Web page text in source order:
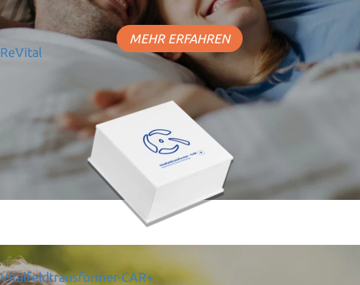
ReVital
Vitalfeldtransformer-CAR+
MEHR ERFAHREN